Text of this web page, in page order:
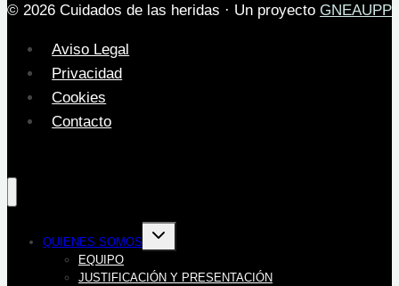
© 2026 Cuidados de las heridas · Un proyecto GNEAUPP
Aviso Legal
Privacidad
Cookies
Contacto
QUIENES SOMOS
Alternar
EQUIPO
JUSTIFICACIÓN Y PRESENTACIÓN